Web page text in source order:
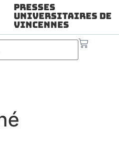
Presses
Universitaires de
Vincennes